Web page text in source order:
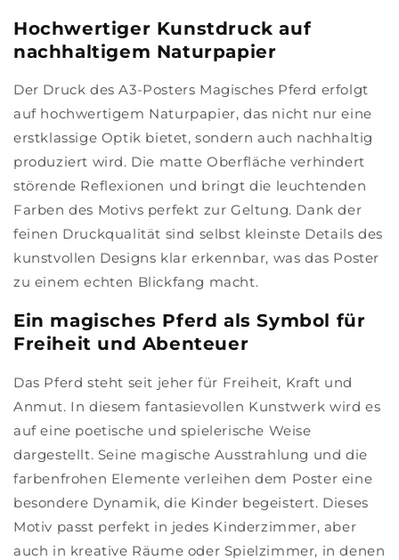
Hochwertiger Kunstdruck auf
nachhaltigem Naturpapier
Der Druck des A3-Posters Magisches Pferd erfolgt
auf hochwertigem Naturpapier, das nicht nur eine
erstklassige Optik bietet, sondern auch nachhaltig
produziert wird. Die matte Oberfläche verhindert
störende Reflexionen und bringt die leuchtenden
Farben des Motivs perfekt zur Geltung. Dank der
feinen Druckqualität sind selbst kleinste Details des
kunstvollen Designs klar erkennbar, was das Poster
zu einem echten Blickfang macht.
Ein magisches Pferd als Symbol für
Freiheit und Abenteuer
Das Pferd steht seit jeher für Freiheit, Kraft und
Anmut. In diesem fantasievollen Kunstwerk wird es
auf eine poetische und spielerische Weise
dargestellt. Seine magische Ausstrahlung und die
farbenfrohen Elemente verleihen dem Poster eine
besondere Dynamik, die Kinder begeistert. Dieses
Motiv passt perfekt in jedes Kinderzimmer, aber
auch in kreative Räume oder Spielzimmer, in denen